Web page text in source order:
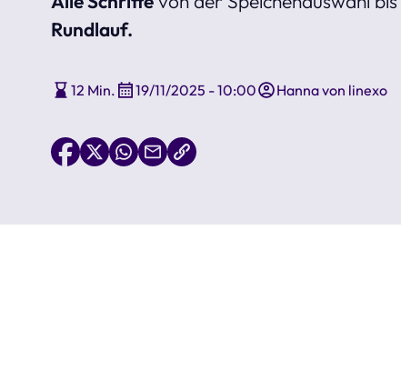
Rundlauf.
12 Min. 19/11/2025 - 10:00 Hanna von linexo